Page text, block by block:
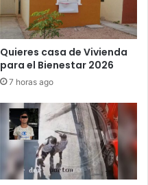
Quieres casa de Vivienda
para el Bienestar 2026
7 horas ago